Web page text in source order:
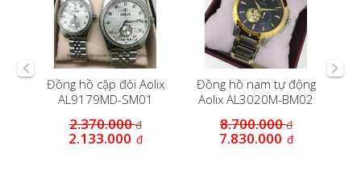
Đồng hồ cặp đôi Aolix
AL9179MD-SM01
2.370.000đ
2.133.000 đ
Đồng hồ nam tự động
Aolix AL3020M-BM02
8.700.000đ
7.830.000 đ